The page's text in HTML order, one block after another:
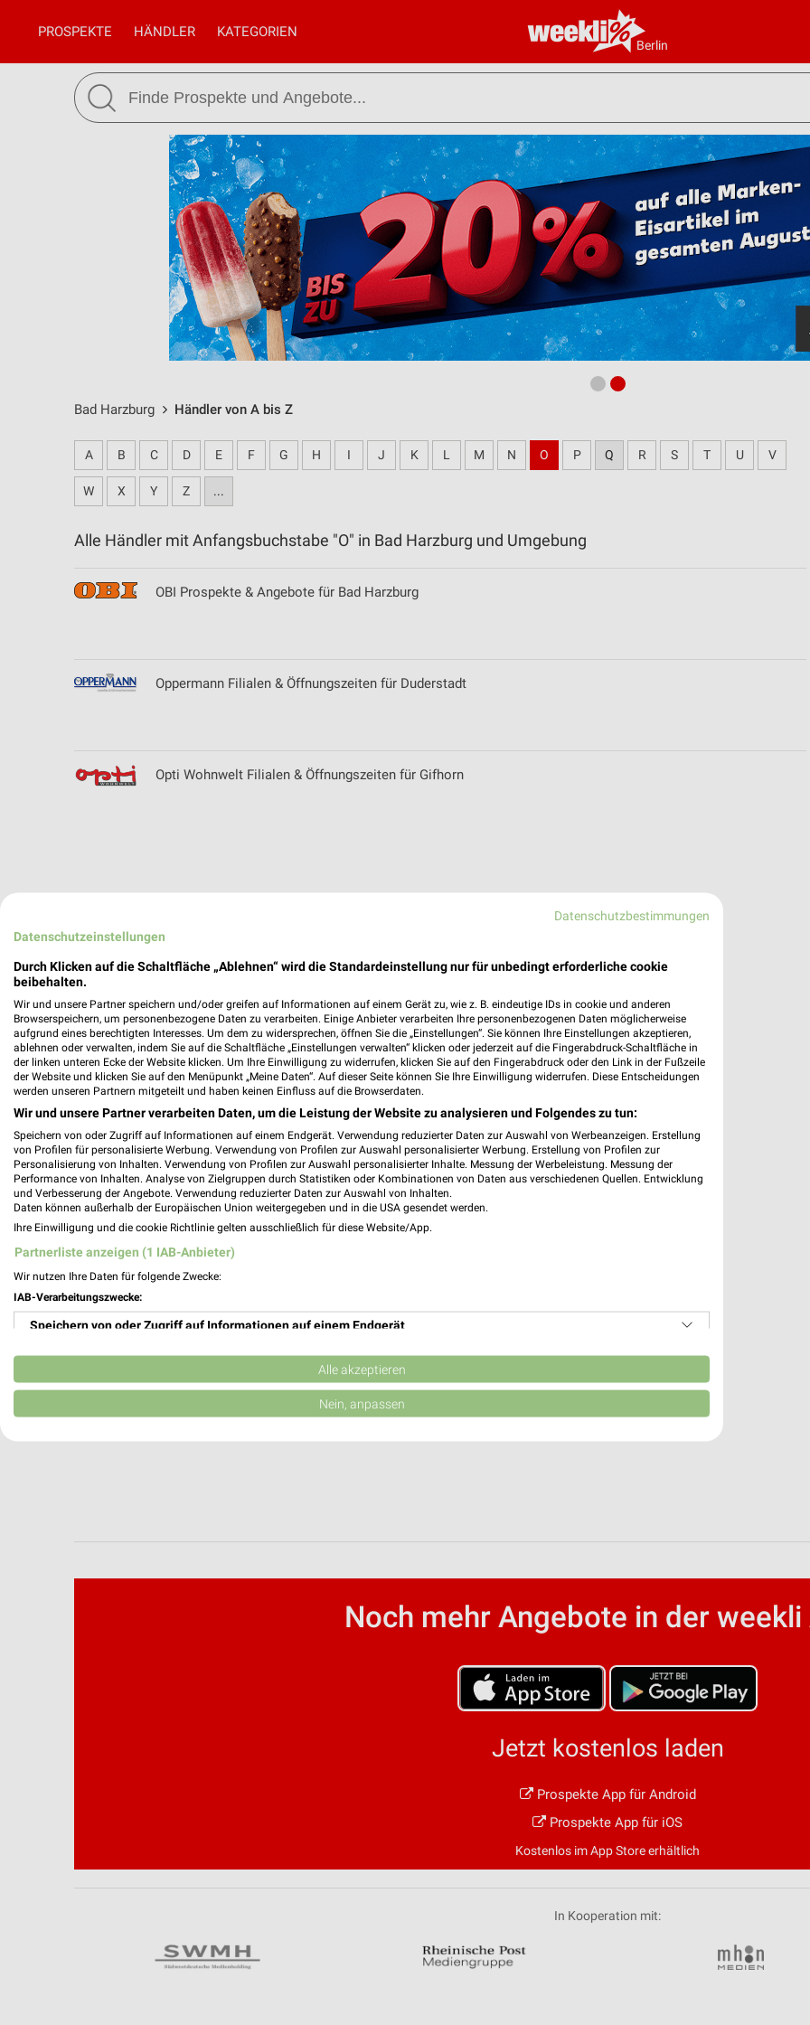
Berlin
PROSPEKTE HÄNDLER KATEGORIEN
Bad Harzburg Händler von A bis Z
A B C D E F G H I J K L M N O P Q R S T U V
W X Y Z ...
Alle Händler mit Anfangsbuchstabe "O" in Bad Harzburg und Umgebung
OBI Prospekte & Angebote für Bad Harzburg
Oppermann Filialen & Öffnungszeiten für Duderstadt
Opti Wohnwelt Filialen & Öffnungszeiten für Gifhorn
Noch mehr Angebote in der weekli
Jetzt kostenlos laden
Prospekte App für Android
Prospekte App für iOS
Kostenlos im App Store erhältlich
In Kooperation mit:
Datenschutzbestimmungen
Datenschutzeinstellungen
Durch Klicken auf die Schaltfläche „Ablehnen“ wird die Standardeinstellung nur für unbedingt erforderliche cookie
beibehalten.
Wir und unsere Partner speichern und/oder greifen auf Informationen auf einem Gerät zu, wie z. B. eindeutige IDs in cookie und anderen
Browserspeichern, um personenbezogene Daten zu verarbeiten. Einige Anbieter verarbeiten Ihre personenbezogenen Daten möglicherweise
aufgrund eines berechtigten Interesses. Um dem zu widersprechen, öffnen Sie die „Einstellungen“. Sie können Ihre Einstellungen akzeptieren,
ablehnen oder verwalten, indem Sie auf die Schaltfläche „Einstellungen verwalten“ klicken oder jederzeit auf die Fingerabdruck-Schaltfläche in
der linken unteren Ecke der Website klicken. Um Ihre Einwilligung zu widerrufen, klicken Sie auf den Fingerabdruck oder den Link in der Fußzeile
der Website und klicken Sie auf den Menüpunkt „Meine Daten“. Auf dieser Seite können Sie Ihre Einwilligung widerrufen. Diese Entscheidungen
werden unseren Partnern mitgeteilt und haben keinen Einfluss auf die Browserdaten.
Wir und unsere Partner verarbeiten Daten, um die Leistung der Website zu analysieren und Folgendes zu tun:
Speichern von oder Zugriff auf Informationen auf einem Endgerät. Verwendung reduzierter Daten zur Auswahl von Werbeanzeigen. Erstellung
von Profilen für personalisierte Werbung. Verwendung von Profilen zur Auswahl personalisierter Werbung. Erstellung von Profilen zur
Personalisierung von Inhalten. Verwendung von Profilen zur Auswahl personalisierter Inhalte. Messung der Werbeleistung. Messung der
Performance von Inhalten. Analyse von Zielgruppen durch Statistiken oder Kombinationen von Daten aus verschiedenen Quellen. Entwicklung
und Verbesserung der Angebote. Verwendung reduzierter Daten zur Auswahl von Inhalten.
Daten können außerhalb der Europäischen Union weitergegeben und in die USA gesendet werden.
Ihre Einwilligung und die cookie Richtlinie gelten ausschließlich für diese Website/App.
Partnerliste anzeigen (1 IAB-Anbieter)
Wir nutzen Ihre Daten für folgende Zwecke:
IAB-Verarbeitungszwecke:
Speichern von oder Zugriff auf Informationen auf einem Endgerät
Verwendung reduzierter Daten zur Auswahl von Werbeanzeigen
Erstellung von Profilen für personalisierte Werbung
Analyse von Zielgruppen durch Statistiken oder Kombinationen von Daten aus verschiedenen
Alle akzeptieren
Nein, anpassen